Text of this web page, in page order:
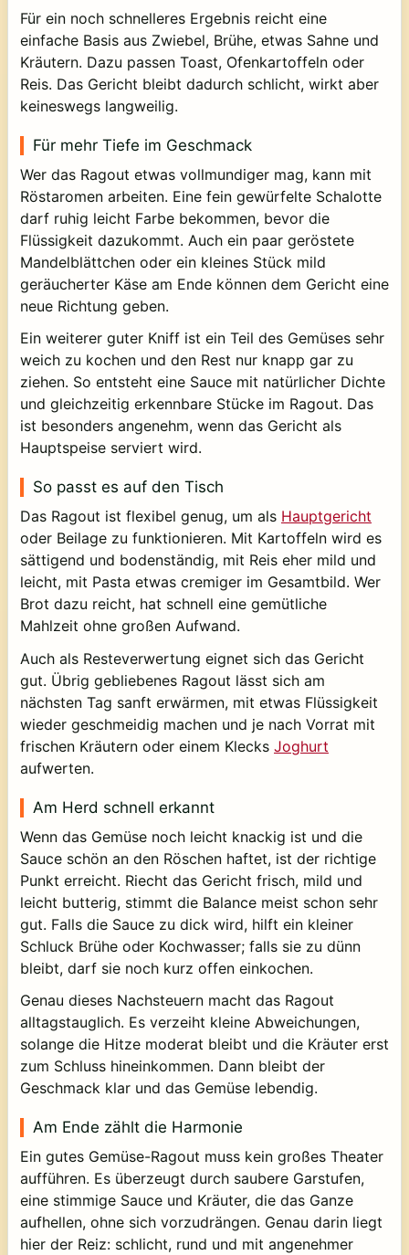
Für ein noch schnelleres Ergebnis reicht eine
einfache Basis aus Zwiebel, Brühe, etwas Sahne und
Kräutern. Dazu passen Toast, Ofenkartoffeln oder
Reis. Das Gericht bleibt dadurch schlicht, wirkt aber
keineswegs langweilig.
Für mehr Tiefe im Geschmack
Wer das Ragout etwas vollmundiger mag, kann mit
Röstaromen arbeiten. Eine fein gewürfelte Schalotte
darf ruhig leicht Farbe bekommen, bevor die
Flüssigkeit dazukommt. Auch ein paar geröstete
Mandelblättchen oder ein kleines Stück mild
geräucherter Käse am Ende können dem Gericht eine
neue Richtung geben.
Ein weiterer guter Kniff ist ein Teil des Gemüses sehr
weich zu kochen und den Rest nur knapp gar zu
ziehen. So entsteht eine Sauce mit natürlicher Dichte
und gleichzeitig erkennbare Stücke im Ragout. Das
ist besonders angenehm, wenn das Gericht als
Hauptspeise serviert wird.
So passt es auf den Tisch
Das Ragout ist flexibel genug, um als Hauptgericht
oder Beilage zu funktionieren. Mit Kartoffeln wird es
sättigend und bodenständig, mit Reis eher mild und
leicht, mit Pasta etwas cremiger im Gesamtbild. Wer
Brot dazu reicht, hat schnell eine gemütliche
Mahlzeit ohne großen Aufwand.
Auch als Resteverwertung eignet sich das Gericht
gut. Übrig gebliebenes Ragout lässt sich am
nächsten Tag sanft erwärmen, mit etwas Flüssigkeit
wieder geschmeidig machen und je nach Vorrat mit
frischen Kräutern oder einem Klecks Joghurt
aufwerten.
Am Herd schnell erkannt
Wenn das Gemüse noch leicht knackig ist und die
Sauce schön an den Röschen haftet, ist der richtige
Punkt erreicht. Riecht das Gericht frisch, mild und
leicht butterig, stimmt die Balance meist schon sehr
gut. Falls die Sauce zu dick wird, hilft ein kleiner
Schluck Brühe oder Kochwasser; falls sie zu dünn
bleibt, darf sie noch kurz offen einkochen.
Genau dieses Nachsteuern macht das Ragout
alltagstauglich. Es verzeiht kleine Abweichungen,
solange die Hitze moderat bleibt und die Kräuter erst
zum Schluss hineinkommen. Dann bleibt der
Geschmack klar und das Gemüse lebendig.
Am Ende zählt die Harmonie
Ein gutes Gemüse-Ragout muss kein großes Theater
aufführen. Es überzeugt durch saubere Garstufen,
eine stimmige Sauce und Kräuter, die das Ganze
aufhellen, ohne sich vorzudrängen. Genau darin liegt
hier der Reiz: schlicht, rund und mit angenehmer